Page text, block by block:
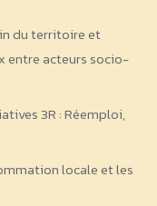
du territoire et
entre acteurs socio-
3R : Réemploi,
locale et les